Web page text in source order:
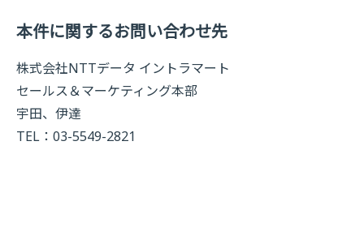
本件に関するお問い合わせ先
株式会社NTTデータ イントラマート
セールス＆マーケティング本部
宇田、伊達
TEL：03-5549-2821